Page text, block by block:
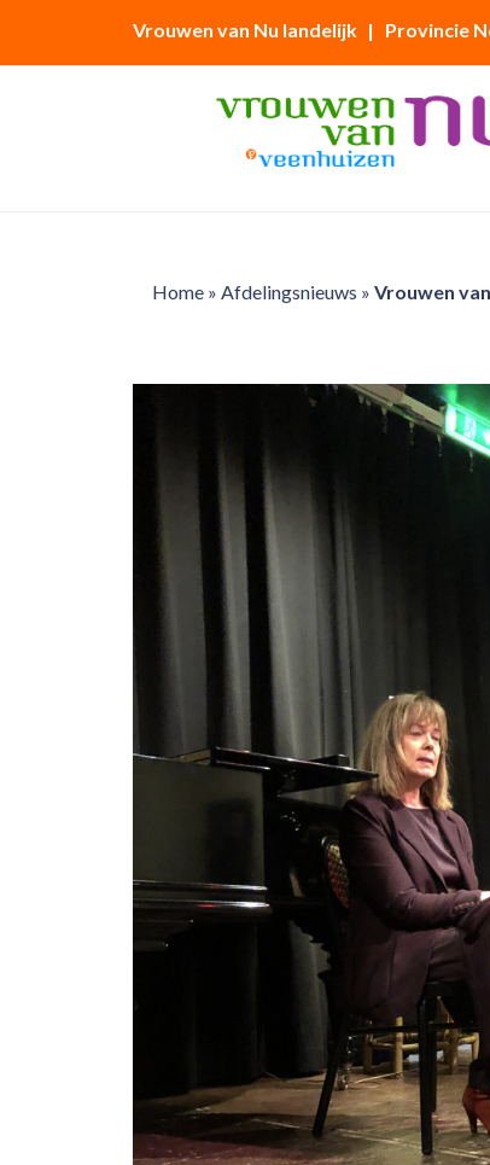
Vrouwen van Nu landelijk | Provincie
Home» Afdelingsnieuws » Vrouwen